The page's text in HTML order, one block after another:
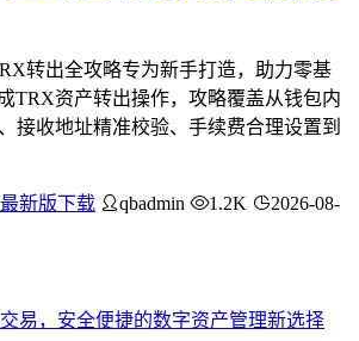
转出全攻略专为新手打造，助力零基
TRX资产转出操作，攻略覆盖从钱包内
接收地址精准校验、手续费合理设置到
新版下载 qbadmin 1.2K
2026-08-